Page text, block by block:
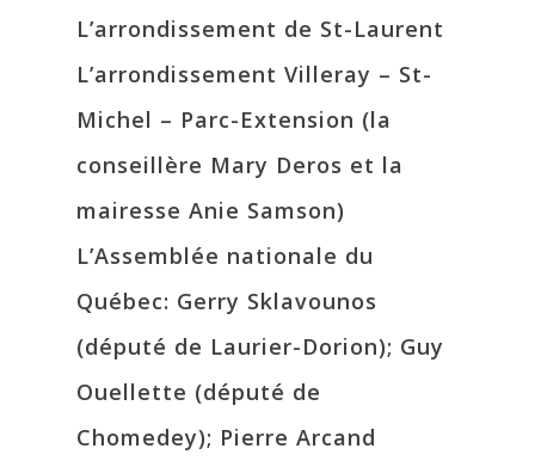
L’arrondissement de St-Laurent
L’arrondissement Villeray – St-
Michel – Parc-Extension (la
conseillère Mary Deros et la
mairesse Anie Samson)
L’Assemblée nationale du
Québec: Gerry Sklavounos
(député de Laurier-Dorion); Guy
Ouellette (député de
Chomedey); Pierre Arcand